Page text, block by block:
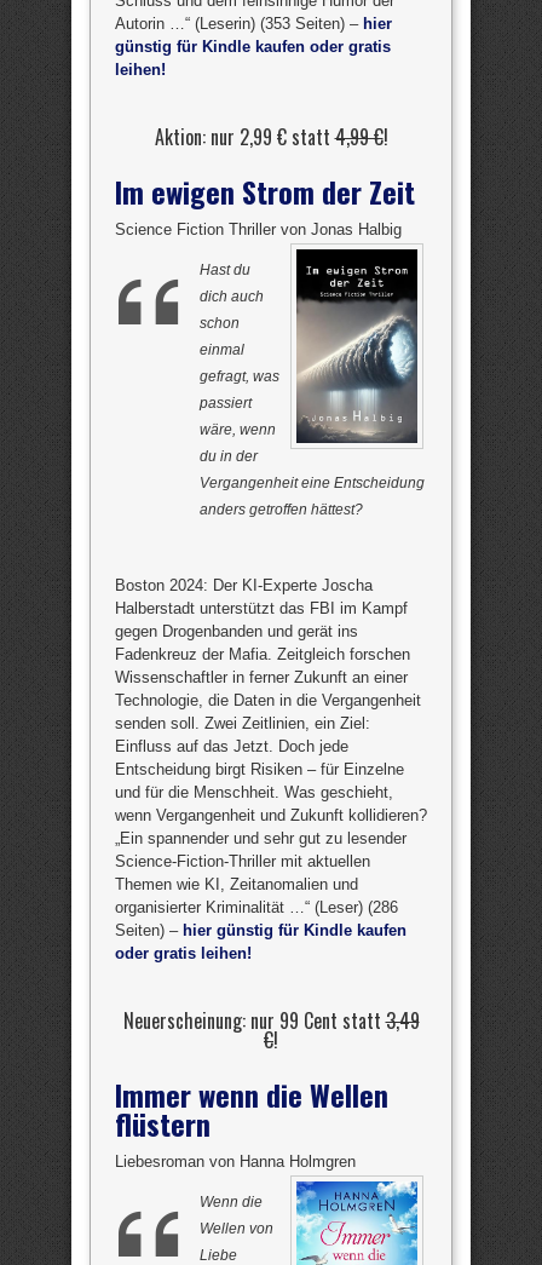
Autorin …“ (Leserin) (353 Seiten) – hier
günstig für Kindle kaufen oder gratis
leihen!
Aktion: nur 2,99 € statt4,99 €!
Im ewigen Strom der Zeit
Science Fiction Thriller von Jonas Halbig
Hast du
dich auch
schon
einmal
gefragt, was
passiert
wäre, wenn
du in der
Vergangenheit eine Entscheidung
anders getroffen hättest?
Boston 2024: Der KI-Experte Joscha
Halberstadt unterstützt das FBI im Kampf
gegen Drogenbanden und gerät ins
Fadenkreuz der Mafia. Zeitgleich forschen
Wissenschaftler in ferner Zukunft an einer
Technologie, die Daten in die Vergangenheit
senden soll. Zwei Zeitlinien, ein Ziel:
Einfluss auf das Jetzt. Doch jede
Entscheidung birgt Risiken – für Einzelne
und für die Menschheit. Was geschieht,
wenn Vergangenheit und Zukunft kollidieren?
„Ein spannender und sehr gut zu lesender
Science-Fiction-Thriller mit aktuellen
Themen wie KI, Zeitanomalien und
organisierter Kriminalität …“ (Leser) (286
Seiten) – hier günstig für Kindle kaufen
oder gratis leihen!
Neuerscheinung: nur 99 Cent statt3,49
€!
Immer wenn die Wellen
flüstern
Liebesroman von Hanna Holmgren
Wenn die
Wellen von
Liebe